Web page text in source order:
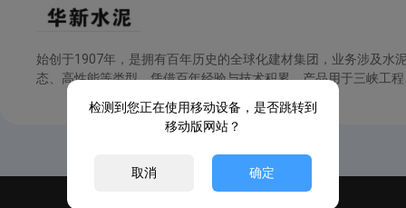
始创于1907年，是拥有百年历史的全球化建材集团，业务涉及水
态、高性能等类型。凭借百年经验与技术积累，产品用于三峡工
检测到您正在使用移动设备，是否跳转到
移动版网站？
取消 确定